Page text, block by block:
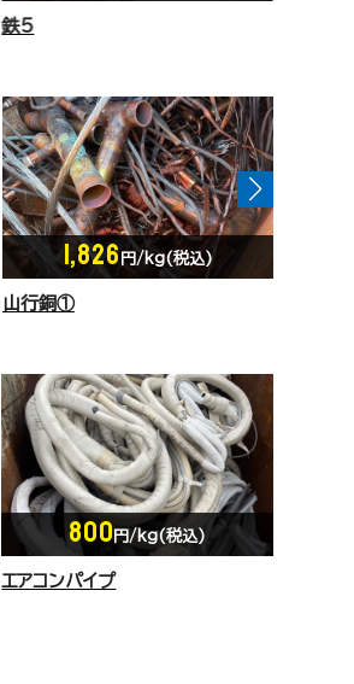
鉄1
1,666 円/kg(税込)
山行銅②
800円/kg(税込)
エアコンパイプ